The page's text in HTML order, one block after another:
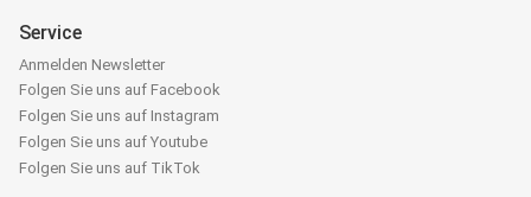
Service
Anmelden Newsletter
Folgen Sie uns auf Facebook
Folgen Sie uns auf Instagram
Folgen Sie uns auf Youtube
Folgen Sie uns auf TikTok